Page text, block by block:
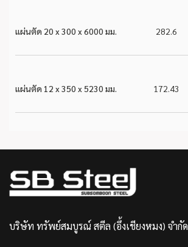
แผ่นตัด 20 x 300 x 6000 มม. 282.6
แผ่นตัด 12 x 350 x 5230 มม. 172.43
บริษัท ทรัพย์สมบูรณ์ สตีล (อึ้งเชียงหมง) จำกัด